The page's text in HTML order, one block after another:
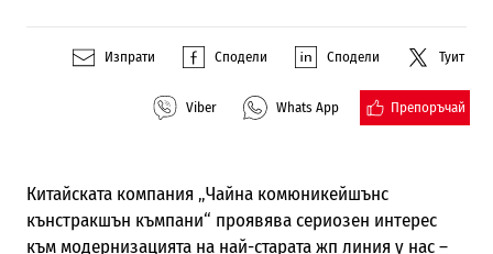
Изпрати Сподели Сподели Туит
Viber Whats App Препоръчай
Китайската компания „Чайна комюникейшънс
кънстракшън къмпани“ проявява сериозен интерес
към модернизацията на най-старата жп линия у нас –